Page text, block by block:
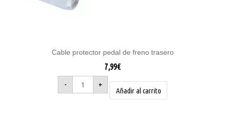
Cable protector pedal de freno trasero
7,99€
-
+
Añadir al carrito